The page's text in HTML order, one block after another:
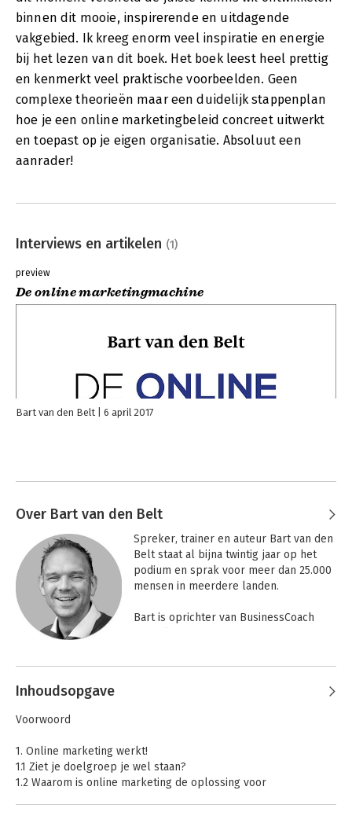
binnen dit mooie, inspirerende en uitdagende
vakgebied. Ik kreeg enorm veel inspiratie en energie
bij het lezen van dit boek. Het boek leest heel prettig
en kenmerkt veel praktische voorbeelden. Geen
complexe theorieën maar een duidelijk stappenplan
hoe je een online marketingbeleid concreet uitwerkt
en toepast op je eigen organisatie. Absoluut een
aanrader!
Interviews en artikelen (1)
preview
De online marketingmachine
Bart van den Belt 6 april 2017
Over Bart van den Belt
Spreker, trainer en auteur Bart van den
Belt staat al bijna twintig jaar op het
podium en sprak voor meer dan 25.000
mensen in meerdere landen.
Bart is oprichter van BusinessCoach
auteur van zeven boeken over
Andere boeken door Bart van den
Belt
Inhoudsopgave
Voorwoord
1. Online marketing werkt!
1.1 Ziet je doelgroep je wel staan?
1.2 Waarom is online marketing de oplossing voor